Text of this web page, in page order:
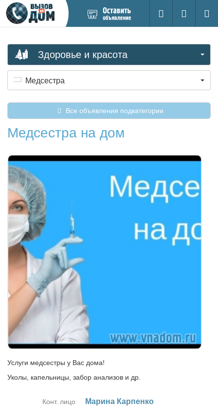
новое
Поиск
Вход на
Здоровье и красота
Медсестра
Все объявления подкатегории
Медсестра на дом
Услуги медсестры у Вас дома!
Уколы, капельницы, забор анализов и др.
Конт. лицо Ма­ри­на Кар­пен­ко